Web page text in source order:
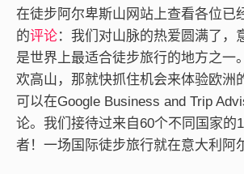
在徒步阿尔卑斯山网站上查看各位已
的评论：我们对山脉的热爱圆满了，
是世界上最适合徒步旅行的地方之一
欢高山，那就快抓住机会来体验欧洲
可以在Google Business and Trip
论。我们接待过来自60个不同国家的
者！一场国际徒步旅行就在意大利阿